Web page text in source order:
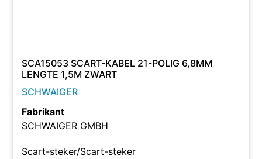
SCA15053 SCART-KABEL 21-POLIG 6,8MM
LENGTE 1,5M ZWART
SCHWAIGER
Fabrikant
SCHWAIGER GMBH
Scart-steker/Scart-steker